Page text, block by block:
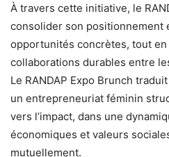
À travers cette initiative, le
consolider son positionnement
opportunités concrètes, tout
collaborations durables entre
Le RANDAP Expo Brunch
un entrepreneuriat féminin
vers l’impact, dans une
économiques et valeurs
mutuellement.